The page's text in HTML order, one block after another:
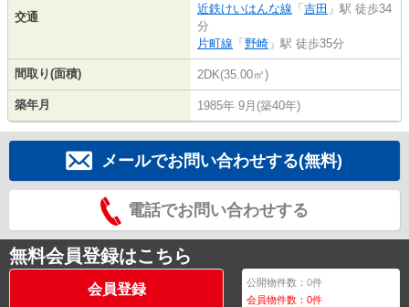
交通
近鉄けいはんな線 「 吉田 」駅 徒歩34
分
片町線 「 野崎 」駅 徒歩35分
間取り(面積) 2DK(35.00㎡)
築年月 1985年 9月(築40年)
メールでお問い合わせする(無料)
電話でお問い合わせする
無料会員登録はこちら
会員登録 公開物件数：0件
会員物件数：0件